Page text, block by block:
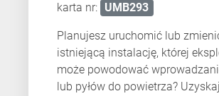
karta nr: UMB293
Planujesz uruchomić lub
istniejącą instalację, której
może powodować
lub pyłów do powietrza? Uzyskaj